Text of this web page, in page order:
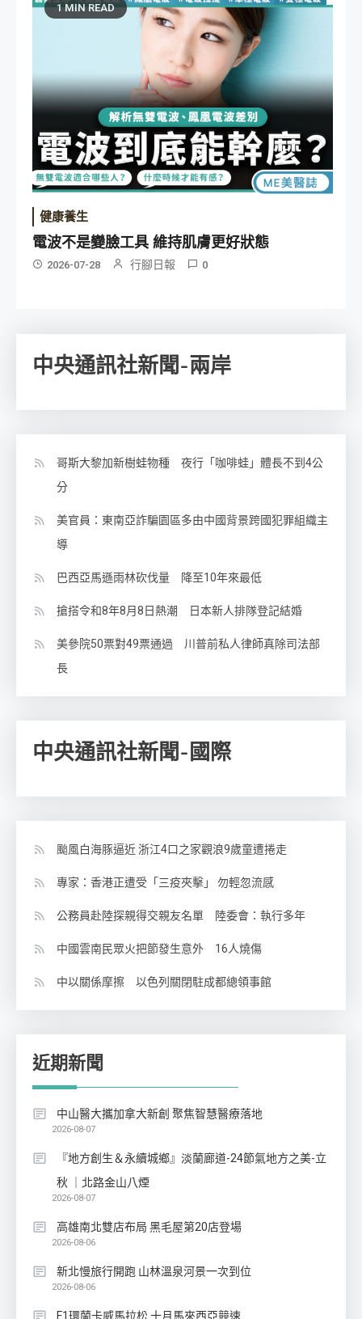
1 MIN READ
健康養生
電波不是變臉工具 維持肌膚更好狀態
2026-07-28 行腳日報 0
中央通訊社新聞-兩岸
哥斯大黎加新樹蛙物種 夜行「咖啡蛙」體長不到4公
分
美官員：東南亞詐騙園區多由中國背景跨國犯罪組織主
導
巴西亞馬遜雨林砍伐量 降至10年來最低
搶搭令和8年8月8日熱潮 日本新人排隊登記結婚
美參院50票對49票通過 川普前私人律師真除司法部
長
中央通訊社新聞-國際
颱風白海豚逼近 浙江4口之家觀浪9歲童遭捲走
專家：香港正遭受「三疫夾擊」 勿輕忽流感
公務員赴陸探親得交親友名單 陸委會：執行多年
中國雲南民眾火把節發生意外 16人燒傷
中以關係摩擦 以色列關閉駐成都總領事館
近期新聞
中山醫大攜加拿大新創 聚焦智慧醫療落地
2026-08-07
『地方創生＆永續城鄉』淡蘭廊道-24節氣地方之美-立
秋 ｜北路金山八煙
2026-08-07
高雄南北雙店布局 黑毛屋第20店登場
2026-08-06
新北慢旅行開跑 山林溫泉河景一次到位
2026-08-06
F1環蘭卡威馬拉松 十月馬來西亞競速